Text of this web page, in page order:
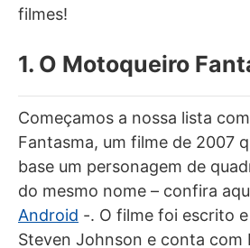
filmes!
1. O Motoqueiro
Começamos a nossa lista
Fantasma, um filme de 2007
base um personagem de
do mesmo nome – confira
Android -. O filme foi escrito
Steven Johnson e conta com